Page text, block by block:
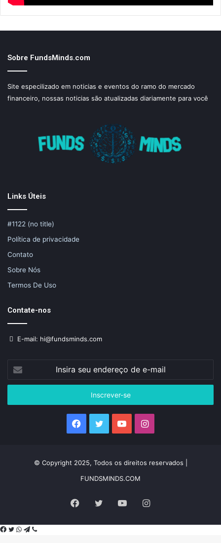
Sobre FundsMinds.com
Site especilizado em noticias e eventos do ramo do mercado
financeiro, nossas noticias são atualizadas diariamente para você
Links Úteis
#1122 (no title)
Política de privacidade
Contato
Sobre Nós
Termos De Uso
Contate-nos
E-mail: hi@fundsminds.com
Insira
seu
endereço
e-
Facebook
Twitter YouTubeInstagram
© Copyright 2025, Todos os direitos reservados |
FUNDSMINDS.COM
Facebook
Twitter YouTubeInstagram
Facebook
Twitter
WhatsApp
Telegram